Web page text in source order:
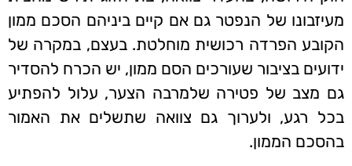
מעיזבונו של הנפטר גם אם ‏קיים ביניהם הסכם ממון
הקובע הפרדה רכושית מוחלטת. בעצם, במקרה של
ידועים בציבור שעורכים הסם ממון, יש הכרח להסדיר
גם מצב של פטירה שלמרבה הצער, עלול ‏להפתיע
בכל רגע, ולערוך גם צוואה שתשלים את האמור
בהסכם הממון.